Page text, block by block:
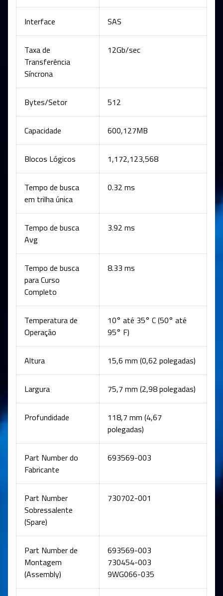
Interface SAS
Taxa de
Transferência
Síncrona
12Gb/sec
Bytes/Setor 512
Capacidade 600,127MB
Blocos Lógicos 1,172,123,568
Tempo de busca
em trilha única
0.32 ms
Tempo de busca
Avg
3.92 ms
Tempo de busca
para Curso
Completo
8.33 ms
Temperatura de
Operação
10° até 35° C (50° até
95° F)
Altura 15,6 mm (0,62 polegadas)
Largura 75,7 mm (2,98 polegadas)
Profundidade
118,7 mm (4,67
polegadas)
Part Number do
Fabricante
693569-003
Part Number
Sobressalente
(Spare)
730702-001
Part Number de
Montagem
(Assembly)
693569-003
730454-003
9WG066-035